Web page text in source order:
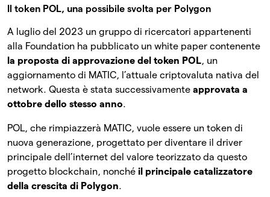
Il token POL, una possibile svolta per Polygon
A luglio del 2023 un gruppo di ricercatori appartenenti
alla Foundation ha pubblicato un white paper contenente
la proposta di approvazione del token POL, un
aggiornamento di MATIC, l’attuale criptovaluta nativa del
network. Questa è stata successivamente approvata a
ottobre dello stesso anno.
POL, che rimpiazzerà MATIC, vuole essere un token di
nuova generazione, progettato per diventare il driver
principale dell’internet del valore teorizzato da questo
progetto blockchain, nonché il principale catalizzatore
della crescita di Polygon.